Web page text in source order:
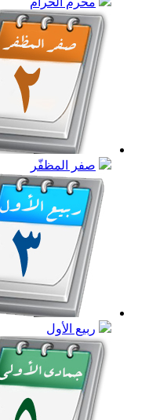
صفر المظفّر
ربيع الأول